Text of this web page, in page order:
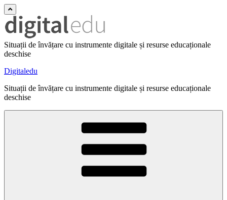
Situații de învățare cu instrumente digitale și resurse educaționale
deschise
Digitaledu
Situații de învățare cu instrumente digitale și resurse educaționale
deschise